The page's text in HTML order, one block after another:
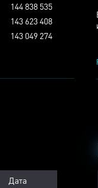
144 838 535
143 623 408
143 049 274
Дата